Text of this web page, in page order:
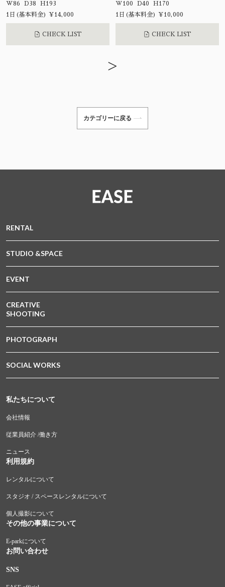
W86 D38 H193
1日(基本料金) ¥14,000
CHECK LIST
W100 D40 H170
1日(基本料金) ¥10,000
CHECK LIST
>
カテゴリーに戻る
RENTAL
STUDIO &SPACE
EVENT
CREATIVE
SHOOTING
PHOTOGRAPH
SOCIAL WORKS
私たちについて
会社情報
従業員紹介 /働き方
ニュース
利用規約
レンタルについて
スタジオ / スペースレンタルについて
個人撮影について
その他の事業について
E-parkについて
お問い合わせ
SNS